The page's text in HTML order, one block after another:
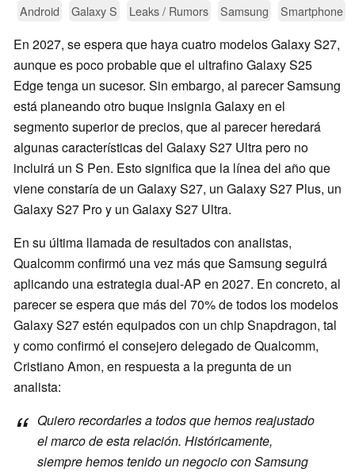
Android Galaxy S Leaks / Rumors Samsung Smartphone
En 2027, se espera que haya cuatro modelos Galaxy S27,
aunque es poco probable que el ultrafino Galaxy S25
Edge tenga un sucesor. Sin embargo, al parecer Samsung
está planeando otro buque insignia Galaxy en el
segmento superior de precios, que al parecer heredará
algunas características del Galaxy S27 Ultra pero no
incluirá un S Pen. Esto significa que la línea del año que
viene constaría de un Galaxy S27, un Galaxy S27 Plus, un
Galaxy S27 Pro y un Galaxy S27 Ultra.
En su última llamada de resultados con analistas,
Qualcomm confirmó una vez más que Samsung seguirá
aplicando una estrategia dual-AP en 2027. En concreto, al
parecer se espera que más del 70% de todos los modelos
Galaxy S27 estén equipados con un chip Snapdragon, tal
y como confirmó el consejero delegado de Qualcomm,
Cristiano Amon, en respuesta a la pregunta de un
analista:
Quiero recordarles a todos que hemos reajustado
el marco de esta relación. Históricamente,
siempre hemos tenido un negocio con Samsung